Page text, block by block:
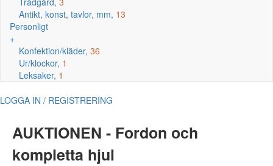
Antikt, konst, tavlor, mm, 13
Personligt
+
Konfektion/kläder, 36
Ur/klockor, 1
Leksaker, 1
LOGGA IN / REGISTRERING
AUKTIONEN - Fordon och
kompletta hjul